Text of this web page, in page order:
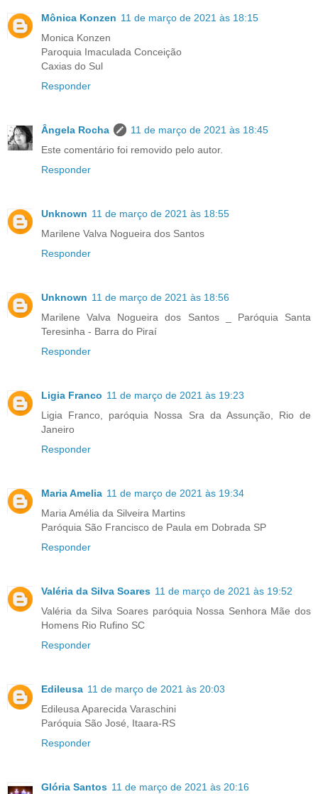
Mônica Konzen 11 de março de 2021 às 18:15
Monica Konzen
Paroquia Imaculada Conceição
Caxias do Sul
Responder
Ângela Rocha
11 de março de 2021 às 18:45
Este comentário foi removido pelo autor.
Responder
Unknown 11 de março de 2021 às 18:55
Marilene Valva Nogueira dos Santos
Responder
Unknown 11 de março de 2021 às 18:56
Marilene Valva Nogueira dos Santos _ Paróquia Santa
Teresinha - Barra do Piraí
Responder
Ligia Franco 11 de março de 2021 às 19:23
Ligia Franco, paróquia Nossa Sra da Assunção, Rio de
Janeiro
Responder
Maria Amelia 11 de março de 2021 às 19:34
Maria Amélia da Silveira Martins
Paróquia São Francisco de Paula em Dobrada SP
Responder
Valéria da Silva Soares 11 de março de 2021 às 19:52
Valéria da Silva Soares paróquia Nossa Senhora Mãe dos
Homens Rio Rufino SC
Responder
Edileusa 11 de março de 2021 às 20:03
Edileusa Aparecida Varaschini
Paróquia São José, Itaara-RS
Responder
Glória Santos 11 de março de 2021 às 20:16